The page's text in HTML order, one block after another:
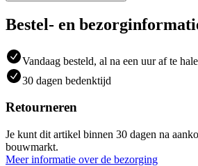
Bestel- en
Vandaag besteld, al na een uur af te
30 dagen bedenktijd
Retourneren
Je kunt dit artikel binnen 30 dagen na
bouwmarkt.
Meer informatie over de bezorging